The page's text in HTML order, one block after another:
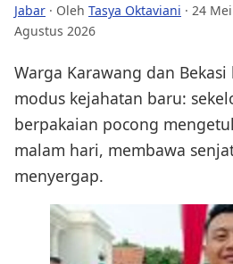
Jabar · Oleh Tasya Oktaviani · 24
Agustus 2026
Warga Karawang dan
modus kejahatan baru:
berpakaian pocong
malam hari, membawa
menyergap.